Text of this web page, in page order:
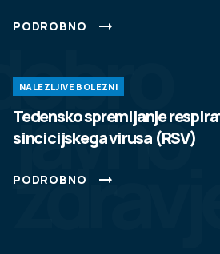
javno
zdravje
PODROBNO
NALEZLJIVE BOLEZNI
Tedensko spremljanje
sincicijskega virusa (RSV)
PODROBNO